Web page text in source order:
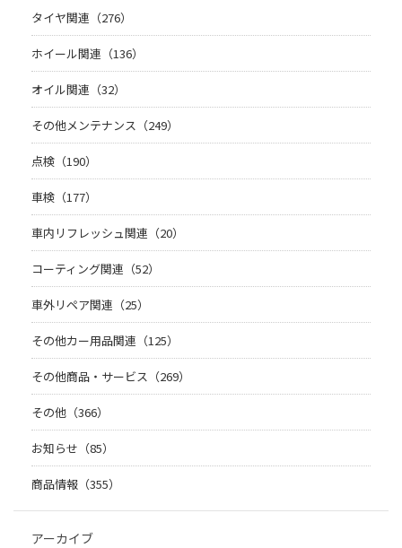
タイヤ関連（276）
ホイール関連（136）
オイル関連（32）
その他メンテナンス（249）
点検（190）
車検（177）
車内リフレッシュ関連（20）
コーティング関連（52）
車外リペア関連（25）
その他カー用品関連（125）
その他商品・サービス（269）
その他（366）
お知らせ（85）
商品情報（355）
アーカイブ